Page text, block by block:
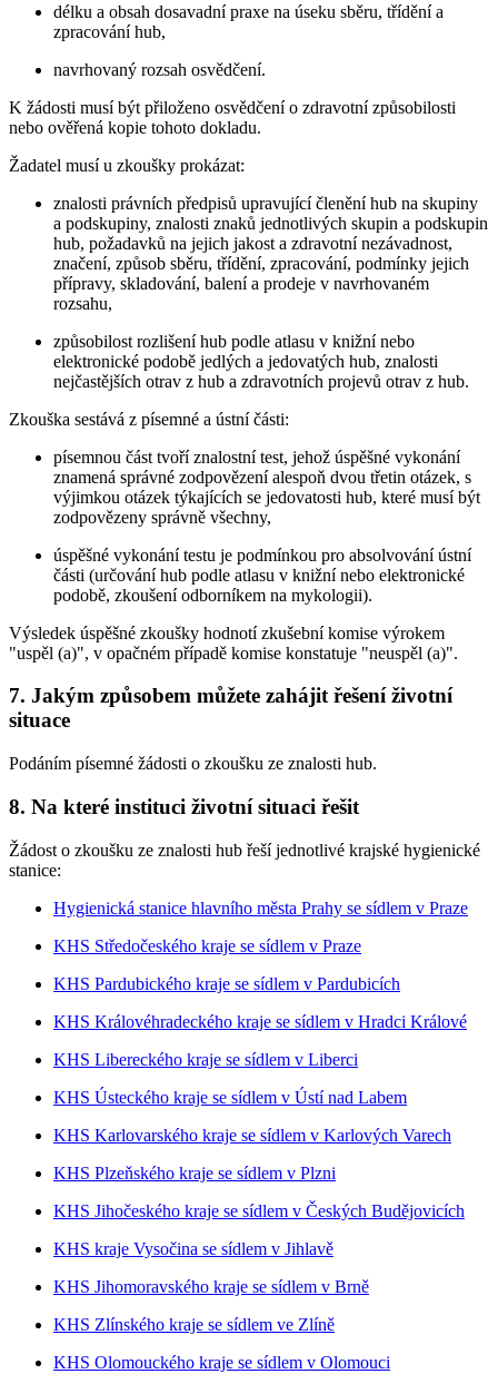
délku a obsah dosavadní praxe na úseku sběru, třídění a
zpracování hub,
navrhovaný rozsah osvědčení.
K žádosti musí být přiloženo osvědčení o zdravotní způsobilosti
nebo ověřená kopie tohoto dokladu.
Žadatel musí u zkoušky prokázat:
znalosti právních předpisů upravující členění hub na skupiny
a podskupiny, znalosti znaků jednotlivých skupin a podskupin
hub, požadavků na jejich jakost a zdravotní nezávadnost,
značení, způsob sběru, třídění, zpracování, podmínky jejich
přípravy, skladování, balení a prodeje v navrhovaném
rozsahu,
způsobilost rozlišení hub podle atlasu v knižní nebo
elektronické podobě jedlých a jedovatých hub, znalosti
nejčastějších otrav z hub a zdravotních projevů otrav z hub.
Zkouška sestává z písemné a ústní části:
písemnou část tvoří znalostní test, jehož úspěšné vykonání
znamená správné zodpovězení alespoň dvou třetin otázek, s
výjimkou otázek týkajících se jedovatosti hub, které musí být
zodpovězeny správně všechny,
úspěšné vykonání testu je podmínkou pro absolvování ústní
části (určování hub podle atlasu v knižní nebo elektronické
podobě, zkoušení odborníkem na mykologii).
Výsledek úspěšné zkoušky hodnotí zkušební komise výrokem
"uspěl (a)", v opačném případě komise konstatuje "neuspěl (a)".
7. Jakým způsobem můžete zahájit řešení životní
situace
Podáním písemné žádosti o zkoušku ze znalosti hub.
8. Na které instituci životní situaci řešit
Žádost o zkoušku ze znalosti hub řeší jednotlivé krajské hygienické
stanice:
Hygienická stanice hlavního města Prahy se sídlem v Praze
KHS Středočeského kraje se sídlem v Praze
KHS Pardubického kraje se sídlem v Pardubicích
KHS Královéhradeckého kraje se sídlem v Hradci Králové
KHS Libereckého kraje se sídlem v Liberci
KHS Ústeckého kraje se sídlem v Ústí nad Labem
KHS Karlovarského kraje se sídlem v Karlových Varech
KHS Plzeňského kraje se sídlem v Plzni
KHS Jihočeského kraje se sídlem v Českých Budějovicích
KHS kraje Vysočina se sídlem v Jihlavě
KHS Jihomoravského kraje se sídlem v Brně
KHS Zlínského kraje se sídlem ve Zlíně
KHS Olomouckého kraje se sídlem v Olomouci